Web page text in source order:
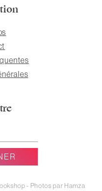
- Photos par Hamza